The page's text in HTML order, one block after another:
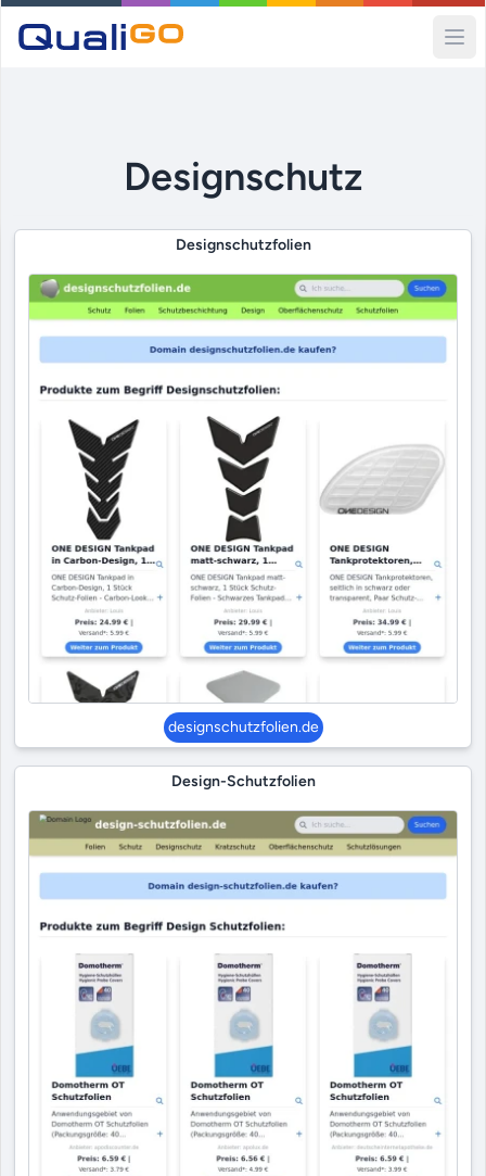
Designschutz
Designschutzfolien
designschutzfolien.de
Design-Schutzfolien